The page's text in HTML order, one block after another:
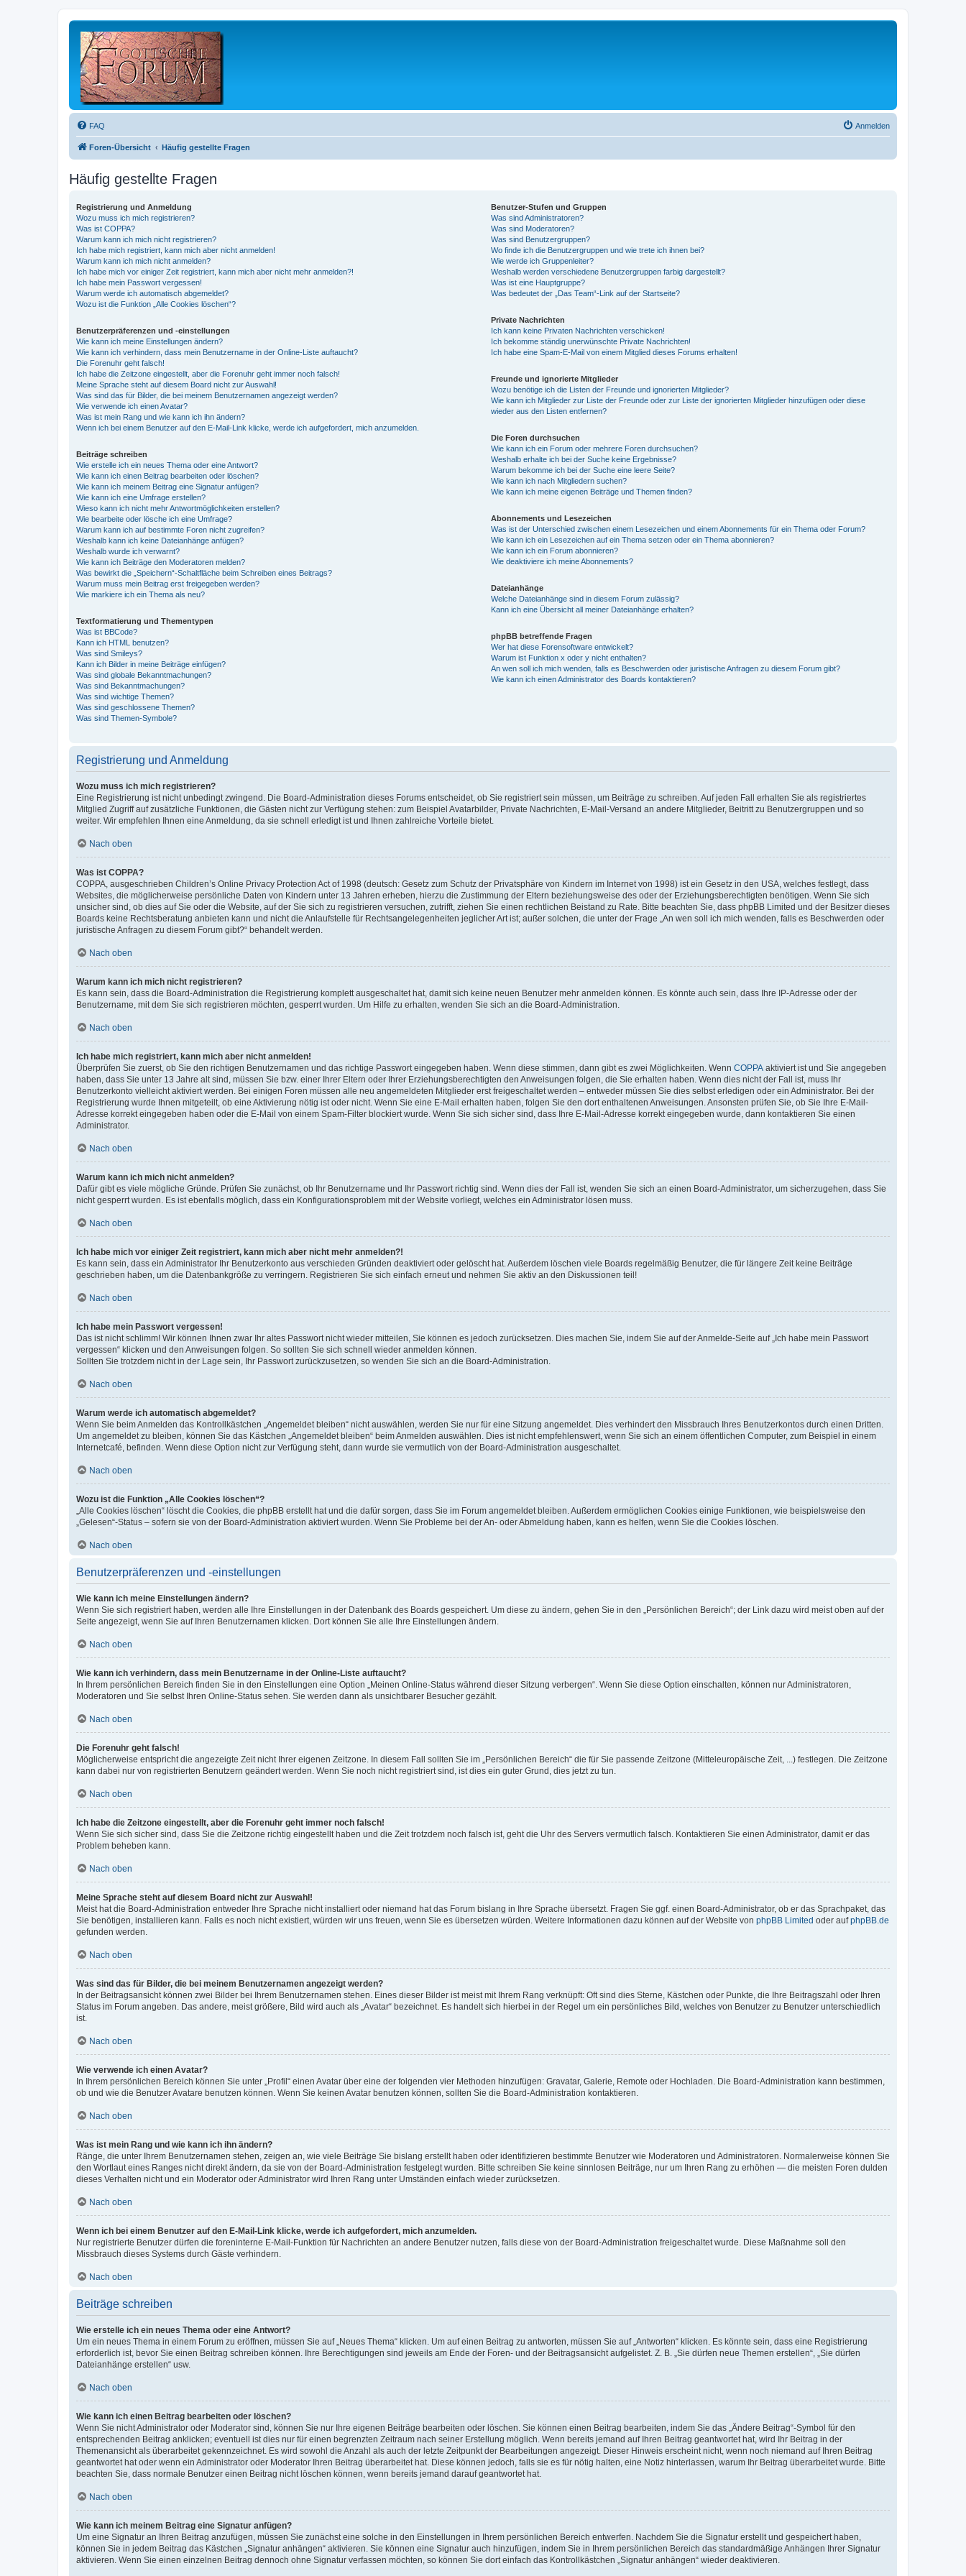
FAQ Anmelden
Foren-Übersicht Häufig gestellte Fragen
Häufig gestellte Fragen
Registrierung und Anmeldung
Wozu muss ich mich registrieren?
Was ist COPPA?
Warum kann ich mich nicht registrieren?
Ich habe mich registriert, kann mich aber nicht anmelden!
Warum kann ich mich nicht anmelden?
Ich habe mich vor einiger Zeit registriert, kann mich aber nicht mehr anmelden?!
Ich habe mein Passwort vergessen!
Warum werde ich automatisch abgemeldet?
Wozu ist die Funktion „Alle Cookies löschen“?
Benutzerpräferenzen und -einstellungen
Wie kann ich meine Einstellungen ändern?
Wie kann ich verhindern, dass mein Benutzername in der Online-Liste auftaucht?
Die Forenuhr geht falsch!
Ich habe die Zeitzone eingestellt, aber die Forenuhr geht immer noch falsch!
Meine Sprache steht auf diesem Board nicht zur Auswahl!
Was sind das für Bilder, die bei meinem Benutzernamen angezeigt werden?
Wie verwende ich einen Avatar?
Was ist mein Rang und wie kann ich ihn ändern?
Wenn ich bei einem Benutzer auf den E-Mail-Link klicke, werde ich aufgefordert, mich anzumelden.
Beiträge schreiben
Wie erstelle ich ein neues Thema oder eine Antwort?
Wie kann ich einen Beitrag bearbeiten oder löschen?
Wie kann ich meinem Beitrag eine Signatur anfügen?
Wie kann ich eine Umfrage erstellen?
Wieso kann ich nicht mehr Antwortmöglichkeiten erstellen?
Wie bearbeite oder lösche ich eine Umfrage?
Warum kann ich auf bestimmte Foren nicht zugreifen?
Weshalb kann ich keine Dateianhänge anfügen?
Weshalb wurde ich verwarnt?
Wie kann ich Beiträge den Moderatoren melden?
Was bewirkt die „Speichern“-Schaltfläche beim Schreiben eines Beitrags?
Warum muss mein Beitrag erst freigegeben werden?
Wie markiere ich ein Thema als neu?
Textformatierung und Thementypen
Was ist BBCode?
Kann ich HTML benutzen?
Was sind Smileys?
Kann ich Bilder in meine Beiträge einfügen?
Was sind globale Bekanntmachungen?
Was sind Bekanntmachungen?
Was sind wichtige Themen?
Was sind geschlossene Themen?
Was sind Themen-Symbole?
Benutzer-Stufen und Gruppen
Was sind Administratoren?
Was sind Moderatoren?
Was sind Benutzergruppen?
Wo finde ich die Benutzergruppen und wie trete ich ihnen bei?
Wie werde ich Gruppenleiter?
Weshalb werden verschiedene Benutzergruppen farbig dargestellt?
Was ist eine Hauptgruppe?
Was bedeutet der „Das Team“-Link auf der Startseite?
Private Nachrichten
Ich kann keine Privaten Nachrichten verschicken!
Ich bekomme ständig unerwünschte Private Nachrichten!
Ich habe eine Spam-E-Mail von einem Mitglied dieses Forums erhalten!
Freunde und ignorierte Mitglieder
Wozu benötige ich die Listen der Freunde und ignorierten Mitglieder?
Wie kann ich Mitglieder zur Liste der Freunde oder zur Liste der ignorierten Mitglieder hinzufügen oder diese
wieder aus den Listen entfernen?
Die Foren durchsuchen
Wie kann ich ein Forum oder mehrere Foren durchsuchen?
Weshalb erhalte ich bei der Suche keine Ergebnisse?
Warum bekomme ich bei der Suche eine leere Seite?
Wie kann ich nach Mitgliedern suchen?
Wie kann ich meine eigenen Beiträge und Themen finden?
Abonnements und Lesezeichen
Was ist der Unterschied zwischen einem Lesezeichen und einem Abonnements für ein Thema oder Forum?
Wie kann ich ein Lesezeichen auf ein Thema setzen oder ein Thema abonnieren?
Wie kann ich ein Forum abonnieren?
Wie deaktiviere ich meine Abonnements?
Dateianhänge
Welche Dateianhänge sind in diesem Forum zulässig?
Kann ich eine Übersicht all meiner Dateianhänge erhalten?
phpBB betreffende Fragen
Wer hat diese Forensoftware entwickelt?
Warum ist Funktion x oder y nicht enthalten?
An wen soll ich mich wenden, falls es Beschwerden oder juristische Anfragen zu diesem Forum gibt?
Wie kann ich einen Administrator des Boards kontaktieren?
Registrierung und Anmeldung
Wozu muss ich mich registrieren?
Eine Registrierung ist nicht unbedingt zwingend. Die Board-Administration dieses Forums entscheidet, ob Sie registriert sein müssen, um Beiträge zu schreiben. Auf jeden Fall erhalten Sie als registriertes
Mitglied Zugriff auf zusätzliche Funktionen, die Gästen nicht zur Verfügung stehen: zum Beispiel Avatarbilder, Private Nachrichten, E-Mail-Versand an andere Mitglieder, Beitritt zu Benutzergruppen und so
weiter. Wir empfehlen Ihnen eine Anmeldung, da sie schnell erledigt ist und Ihnen zahlreiche Vorteile bietet.
Nach oben
Was ist COPPA?
COPPA, ausgeschrieben Children’s Online Privacy Protection Act of 1998 (deutsch: Gesetz zum Schutz der Privatsphäre von Kindern im Internet von 1998) ist ein Gesetz in den USA, welches festlegt, dass
Websites, die möglicherweise persönliche Daten von Kindern unter 13 Jahren erheben, hierzu die Zustimmung der Eltern beziehungsweise des oder der Erziehungsberechtigten benötigen. Wenn Sie sich
unsicher sind, ob dies auf Sie oder die Website, auf der Sie sich zu registrieren versuchen, zutrifft, ziehen Sie einen rechtlichen Beistand zu Rate. Bitte beachten Sie, dass phpBB Limited und der Besitzer dieses
Boards keine Rechtsberatung anbieten kann und nicht die Anlaufstelle für Rechtsangelegenheiten jeglicher Art ist; außer solchen, die unter der Frage „An wen soll ich mich wenden, falls es Beschwerden oder
juristische Anfragen zu diesem Forum gibt?“ behandelt werden.
Nach oben
Warum kann ich mich nicht registrieren?
Es kann sein, dass die Board-Administration die Registrierung komplett ausgeschaltet hat, damit sich keine neuen Benutzer mehr anmelden können. Es könnte auch sein, dass Ihre IP-Adresse oder der
Benutzername, mit dem Sie sich registrieren möchten, gesperrt wurden. Um Hilfe zu erhalten, wenden Sie sich an die Board-Administration.
Nach oben
Ich habe mich registriert, kann mich aber nicht anmelden!
Überprüfen Sie zuerst, ob Sie den richtigen Benutzernamen und das richtige Passwort eingegeben haben. Wenn diese stimmen, dann gibt es zwei Möglichkeiten. Wenn COPPA aktiviert ist und Sie angegeben
haben, dass Sie unter 13 Jahre alt sind, müssen Sie bzw. einer Ihrer Eltern oder Ihrer Erziehungsberechtigten den Anweisungen folgen, die Sie erhalten haben. Wenn dies nicht der Fall ist, muss Ihr
Benutzerkonto vielleicht aktiviert werden. Bei einigen Foren müssen alle neu angemeldeten Mitglieder erst freigeschaltet werden – entweder müssen Sie dies selbst erledigen oder ein Administrator. Bei der
Registrierung wurde Ihnen mitgeteilt, ob eine Aktivierung nötig ist oder nicht. Wenn Sie eine E-Mail erhalten haben, folgen Sie den dort enthaltenen Anweisungen. Ansonsten prüfen Sie, ob Sie Ihre E-Mail-
Adresse korrekt eingegeben haben oder die E-Mail von einem Spam-Filter blockiert wurde. Wenn Sie sich sicher sind, dass Ihre E-Mail-Adresse korrekt eingegeben wurde, dann kontaktieren Sie einen
Administrator.
Nach oben
Warum kann ich mich nicht anmelden?
Dafür gibt es viele mögliche Gründe. Prüfen Sie zunächst, ob Ihr Benutzername und Ihr Passwort richtig sind. Wenn dies der Fall ist, wenden Sie sich an einen Board-Administrator, um sicherzugehen, dass Sie
nicht gesperrt wurden. Es ist ebenfalls möglich, dass ein Konfigurationsproblem mit der Website vorliegt, welches ein Administrator lösen muss.
Nach oben
Ich habe mich vor einiger Zeit registriert, kann mich aber nicht mehr anmelden?!
Es kann sein, dass ein Administrator Ihr Benutzerkonto aus verschieden Gründen deaktiviert oder gelöscht hat. Außerdem löschen viele Boards regelmäßig Benutzer, die für längere Zeit keine Beiträge
geschrieben haben, um die Datenbankgröße zu verringern. Registrieren Sie sich einfach erneut und nehmen Sie aktiv an den Diskussionen teil!
Nach oben
Ich habe mein Passwort vergessen!
Das ist nicht schlimm! Wir können Ihnen zwar Ihr altes Passwort nicht wieder mitteilen, Sie können es jedoch zurücksetzen. Dies machen Sie, indem Sie auf der Anmelde-Seite auf „Ich habe mein Passwort
vergessen“ klicken und den Anweisungen folgen. So sollten Sie sich schnell wieder anmelden können.
Sollten Sie trotzdem nicht in der Lage sein, Ihr Passwort zurückzusetzen, so wenden Sie sich an die Board-Administration.
Nach oben
Warum werde ich automatisch abgemeldet?
Wenn Sie beim Anmelden das Kontrollkästchen „Angemeldet bleiben“ nicht auswählen, werden Sie nur für eine Sitzung angemeldet. Dies verhindert den Missbrauch Ihres Benutzerkontos durch einen Dritten.
Um angemeldet zu bleiben, können Sie das Kästchen „Angemeldet bleiben“ beim Anmelden auswählen. Dies ist nicht empfehlenswert, wenn Sie sich an einem öffentlichen Computer, zum Beispiel in einem
Internetcafé, befinden. Wenn diese Option nicht zur Verfügung steht, dann wurde sie vermutlich von der Board-Administration ausgeschaltet.
Nach oben
Wozu ist die Funktion „Alle Cookies löschen“?
„Alle Cookies löschen“ löscht die Cookies, die phpBB erstellt hat und die dafür sorgen, dass Sie im Forum angemeldet bleiben. Außerdem ermöglichen Cookies einige Funktionen, wie beispielsweise den
„Gelesen“-Status – sofern sie von der Board-Administration aktiviert wurden. Wenn Sie Probleme bei der An- oder Abmeldung haben, kann es helfen, wenn Sie die Cookies löschen.
Nach oben
Benutzerpräferenzen und -einstellungen
Wie kann ich meine Einstellungen ändern?
Wenn Sie sich registriert haben, werden alle Ihre Einstellungen in der Datenbank des Boards gespeichert. Um diese zu ändern, gehen Sie in den „Persönlichen Bereich“; der Link dazu wird meist oben auf der
Seite angezeigt, wenn Sie auf Ihren Benutzernamen klicken. Dort können Sie alle Ihre Einstellungen ändern.
Nach oben
Wie kann ich verhindern, dass mein Benutzername in der Online-Liste auftaucht?
In Ihrem persönlichen Bereich finden Sie in den Einstellungen eine Option „Meinen Online-Status während dieser Sitzung verbergen“. Wenn Sie diese Option einschalten, können nur Administratoren,
Moderatoren und Sie selbst Ihren Online-Status sehen. Sie werden dann als unsichtbarer Besucher gezählt.
Nach oben
Die Forenuhr geht falsch!
Möglicherweise entspricht die angezeigte Zeit nicht Ihrer eigenen Zeitzone. In diesem Fall sollten Sie im „Persönlichen Bereich“ die für Sie passende Zeitzone (Mitteleuropäische Zeit, ...) festlegen. Die Zeitzone
kann dabei nur von registrierten Benutzern geändert werden. Wenn Sie noch nicht registriert sind, ist dies ein guter Grund, dies jetzt zu tun.
Nach oben
Ich habe die Zeitzone eingestellt, aber die Forenuhr geht immer noch falsch!
Wenn Sie sich sicher sind, dass Sie die Zeitzone richtig eingestellt haben und die Zeit trotzdem noch falsch ist, geht die Uhr des Servers vermutlich falsch. Kontaktieren Sie einen Administrator, damit er das
Problem beheben kann.
Nach oben
Meine Sprache steht auf diesem Board nicht zur Auswahl!
Meist hat die Board-Administration entweder Ihre Sprache nicht installiert oder niemand hat das Forum bislang in Ihre Sprache übersetzt. Fragen Sie ggf. einen Board-Administrator, ob er das Sprachpaket, das
Sie benötigen, installieren kann. Falls es noch nicht existiert, würden wir uns freuen, wenn Sie es übersetzen würden. Weitere Informationen dazu können auf der Website von phpBB Limited oder aufphpBB.de
gefunden werden.
Nach oben
Was sind das für Bilder, die bei meinem Benutzernamen angezeigt werden?
In der Beitragsansicht können zwei Bilder bei Ihrem Benutzernamen stehen. Eines dieser Bilder ist meist mit Ihrem Rang verknüpft: Oft sind dies Sterne, Kästchen oder Punkte, die Ihre Beitragszahl oder Ihren
Status im Forum angeben. Das andere, meist größere, Bild wird auch als „Avatar“ bezeichnet. Es handelt sich hierbei in der Regel um ein persönliches Bild, welches von Benutzer zu Benutzer unterschiedlich
ist.
Nach oben
Wie verwende ich einen Avatar?
In Ihrem persönlichen Bereich können Sie unter „Profil“ einen Avatar über eine der folgenden vier Methoden hinzufügen: Gravatar, Galerie, Remote oder Hochladen. Die Board-Administration kann bestimmen,
ob und wie die Benutzer Avatare benutzen können. Wenn Sie keinen Avatar benutzen können, sollten Sie die Board-Administration kontaktieren.
Nach oben
Was ist mein Rang und wie kann ich ihn ändern?
Ränge, die unter Ihrem Benutzernamen stehen, zeigen an, wie viele Beiträge Sie bislang erstellt haben oder identifizieren bestimmte Benutzer wie Moderatoren und Administratoren. Normalerweise können Sie
den Wortlaut eines Ranges nicht direkt ändern, da sie von der Board-Administration festgelegt wurden. Bitte schreiben Sie keine sinnlosen Beiträge, nur um Ihren Rang zu erhöhen — die meisten Foren dulden
dieses Verhalten nicht und ein Moderator oder Administrator wird Ihren Rang unter Umständen einfach wieder zurücksetzen.
Nach oben
Wenn ich bei einem Benutzer auf den E-Mail-Link klicke, werde ich aufgefordert, mich anzumelden.
Nur registrierte Benutzer dürfen die foreninterne E-Mail-Funktion für Nachrichten an andere Benutzer nutzen, falls diese von der Board-Administration freigeschaltet wurde. Diese Maßnahme soll den
Missbrauch dieses Systems durch Gäste verhindern.
Nach oben
Beiträge schreiben
Wie erstelle ich ein neues Thema oder eine Antwort?
Um ein neues Thema in einem Forum zu eröffnen, müssen Sie auf „Neues Thema“ klicken. Um auf einen Beitrag zu antworten, müssen Sie auf „Antworten“ klicken. Es könnte sein, dass eine Registrierung
erforderlich ist, bevor Sie einen Beitrag schreiben können. Ihre Berechtigungen sind jeweils am Ende der Foren- und der Beitragsansicht aufgelistet. Z. B. „Sie dürfen neue Themen erstellen“, „Sie dürfen
Dateianhänge erstellen“ usw.
Nach oben
Wie kann ich einen Beitrag bearbeiten oder löschen?
Wenn Sie nicht Administrator oder Moderator sind, können Sie nur Ihre eigenen Beiträge bearbeiten oder löschen. Sie können einen Beitrag bearbeiten, indem Sie das „Ändere Beitrag“-Symbol für den
entsprechenden Beitrag anklicken; eventuell ist dies nur für einen begrenzten Zeitraum nach seiner Erstellung möglich. Wenn bereits jemand auf Ihren Beitrag geantwortet hat, wird Ihr Beitrag in der
Themenansicht als überarbeitet gekennzeichnet. Es wird sowohl die Anzahl als auch der letzte Zeitpunkt der Bearbeitungen angezeigt. Dieser Hinweis erscheint nicht, wenn noch niemand auf Ihren Beitrag
geantwortet hat oder wenn ein Administrator oder Moderator Ihren Beitrag überarbeitet hat. Diese können jedoch, falls sie es für nötig halten, eine Notiz hinterlassen, warum Ihr Beitrag überarbeitet wurde. Bitte
beachten Sie, dass normale Benutzer einen Beitrag nicht löschen können, wenn bereits jemand darauf geantwortet hat.
Nach oben
Wie kann ich meinem Beitrag eine Signatur anfügen?
Um eine Signatur an Ihren Beitrag anzufügen, müssen Sie zunächst eine solche in den Einstellungen in Ihrem persönlichen Bereich entwerfen. Nachdem Sie die Signatur erstellt und gespeichert haben,
können Sie in jedem Beitrag das Kästchen „Signatur anhängen“ aktivieren. Sie können eine Signatur auch hinzufügen, indem Sie in Ihrem persönlichen Bereich das standardmäßige Anhängen Ihrer Signatur
aktivieren. Wenn Sie einen einzelnen Beitrag dennoch ohne Signatur verfassen möchten, so können Sie dort einfach das Kontrollkästchen „Signatur anhängen“ wieder deaktivieren.